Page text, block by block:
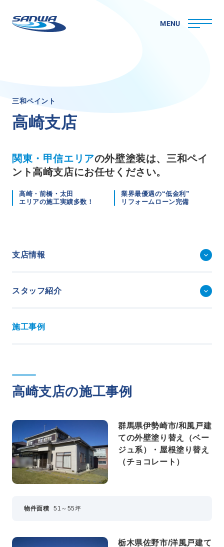
MENU
三和ペイントについて
理念
会社概要
拠点一覧
取り組み
CSR
屋根塗装
いえもる
外壁のミカタ（塗り替え相談所）
住まい探しのミカタ
施工事例
外壁セルフチェック
採用情報
メッセージ
仕事紹介
キャリア形成
福利厚生・社内イベント
新卒採用
中途採用
ニュース
三和ペイ ン ト
高崎支店
関東・甲信エリアの外壁塗装は、三和ペイ
ント高崎支店にお任せください。
高崎・前橋・太田
エリアの施工実績多数！
業界最優遇の“低金利”
リフォームローン完備
支店情報
スタッフ紹介
施工事例
高崎支店の施工事例
群馬県伊勢崎市/和風戸建
ての外壁塗り替え（ベー
ジュ系）・屋根塗り替え
（チョコレート）
物件面積 51～55坪
栃木県佐野市/洋風戸建て